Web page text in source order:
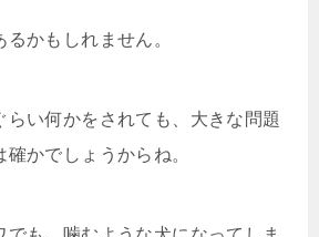
かもしれません。
らい何かをされても、大きな問題
かでしょうからね。